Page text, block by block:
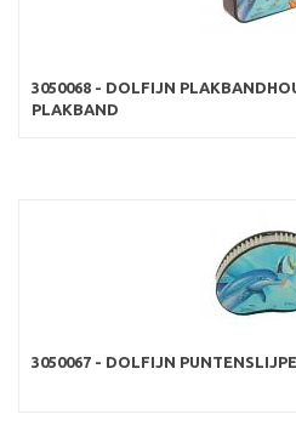
3050068 - DOLFIJN
PLAKBAND
3050067 - DOLFIJN